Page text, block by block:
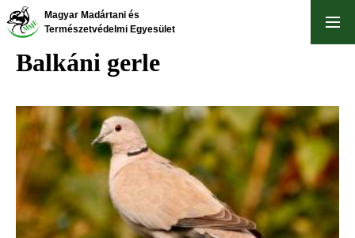
Ugrás
tartalomra
Magyar Madártani és
Természetvédelmi Egyesület
Balkáni gerle